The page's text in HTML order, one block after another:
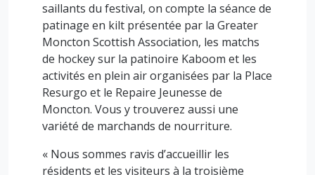
saillants du festival, on compte la séance de
patinage en kilt présentée par la Greater
Moncton Scottish Association, les matchs
de hockey sur la patinoire Kaboom et les
activités en plein air organisées par la Place
Resurgo et le Repaire Jeunesse de
Moncton. Vous y trouverez aussi une
variété de marchands de nourriture.
« Nous sommes ravis d’accueillir les
résidents et les visiteurs à la troisième